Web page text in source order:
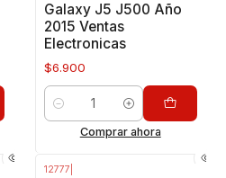
Galaxy J5 J500 Año
2015 Ventas
Electronicas
$6.900
Cantidad
Comprar ahora
12777